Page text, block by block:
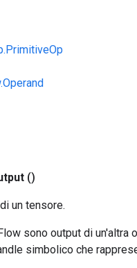
()
un tensore.
sono output di un'altra
simbolico che